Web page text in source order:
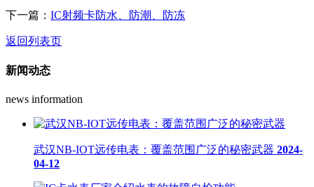
下一篇： IC射频卡防水、防潮、防冻
返回列表页
新闻动态
news information
武汉NB-IOT远传电表：覆盖范围广泛的秘密武器 2024-
04-12